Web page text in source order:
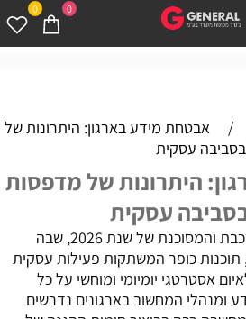
0 0
/
אבטחת מידע בארגון: היתרונות של
היתרונות של מדפסות
במציאות הטכנולוגית המורכבת והמסוכנת של שנת 2026, שבה
כופר המשתקות פעילות עסקית
אסטרטגי יומיומי ומוחשי על כל
ומנהלי המחשוב בארגונים נדרשים